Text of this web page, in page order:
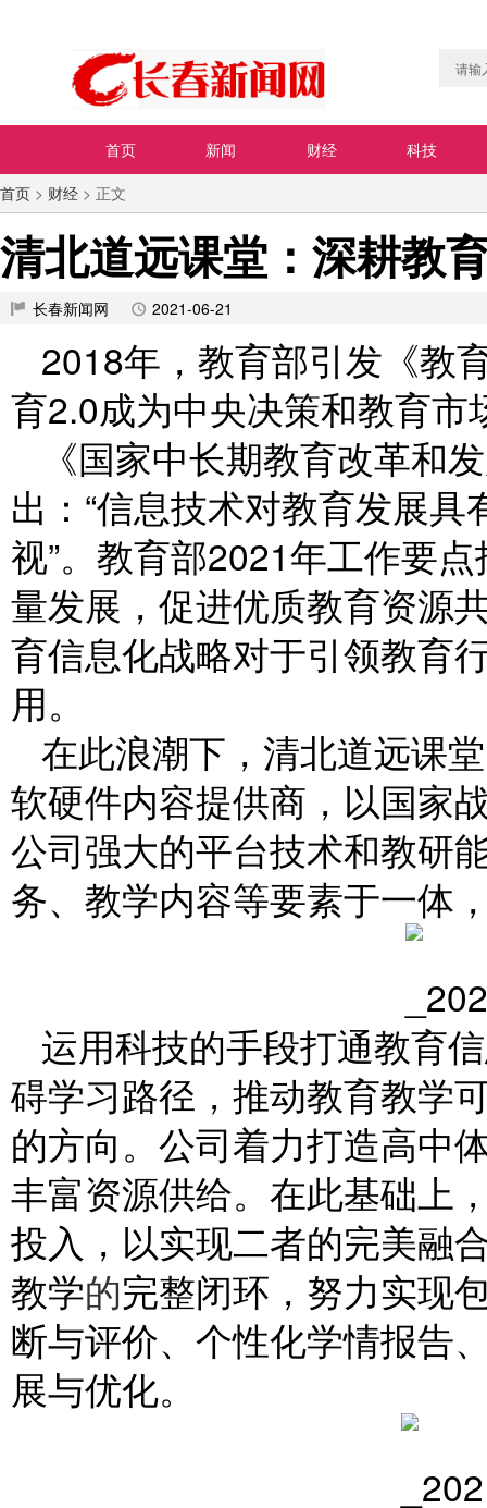
首页 新闻 财经
科技
首页 > 财经 > 正文
清北道远课堂：深耕教
长春新闻网 2021-06-21
2018年，教育部引发《教
育2.0成为中央决策和教育市
《国家中长期教育改革和
出：“信息技术对教育发展
视”。教育部2021年工作要
量发展，促进优质教育资源
育信息化战略对于引领教育
用。
在此浪潮下，清北道远课
软硬件内容提供商，以国家
公司强大的平台技术和教研
务、教学内容等要素于一体
运用科技的手段打通教育
碍学习路径，推动教育教学
的方向。公司着力打造高中
丰富资源供给。在此基础上
投入，以实现二者的完美融
教学的完整闭环，努力实现
断与评价、个性化学情报告
展与优化。